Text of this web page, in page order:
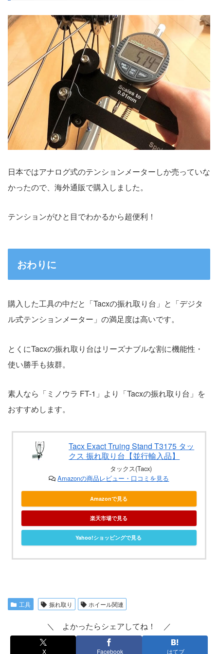
日本ではアナログ式のテンションメーターしか売っていな
かったので、海外通販で購入しました。
テンションがひと目でわかるから超便利！
おわりに
購入した工具の中だと「Tacxの振れ取り台」と「デジタ
ル式テンションメーター」の満足度は高いです。
とくにTacxの振れ取り台はリーズナブルな割に機能性・
使い勝手も抜群。
素人なら「ミノウラ FT-1」より「Tacxの振れ取り台」を
おすすめします。
Tacx Exact Truing Stand T3175 タッ
クス 振れ取り台【並行輸入品】
タックス(Tacx)
Amazonの商品レビュー・口コミを見る
Amazonで見る
楽天市場で見る
Yahoo!ショッピングで見る
工具 振れ取り ホイール関連
＼ よかったらシェアしてね！ ／
X Facebook はてブ